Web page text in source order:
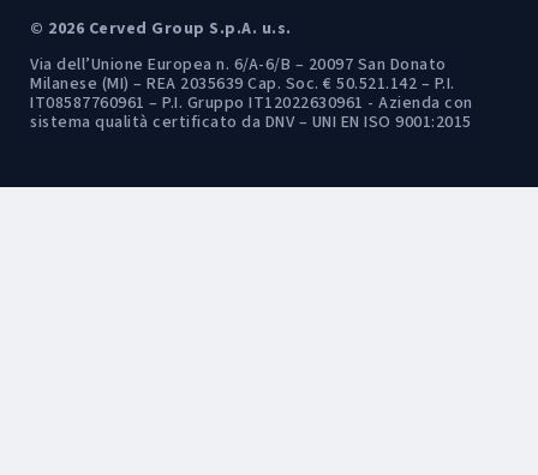
© 2026 Cerved Group S.p.A. u.s.
Via dell’Unione Europea n. 6/A-6/B – 20097 San Donato
Milanese (MI) – REA 2035639 Cap. Soc. € 50.521.142 – P.I.
IT08587760961 – P.I. Gruppo IT12022630961 - Azienda con
sistema qualità certificato da DNV – UNI EN ISO 9001:2015